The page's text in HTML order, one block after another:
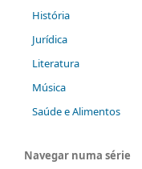
História
Jurídica
Literatura
Música
Saúde e Alimentos
Navegar numa série